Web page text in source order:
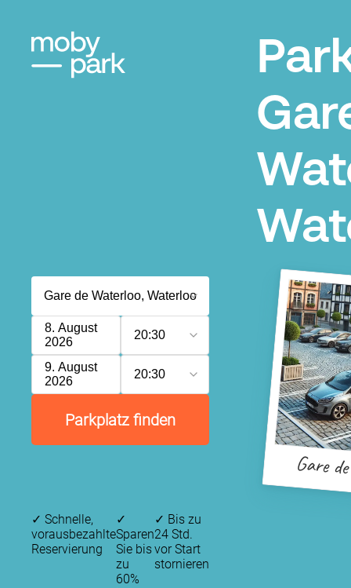
8. August
2026
20:30
9. August
2026
20:30
Parkplatz finden
Gare
✓ Schnelle,
vorausbezahlte
Reservierung
✓
Sparen
Sie bis
zu
60%
✓ Bis zu
24 Std.
vor Start
stornieren